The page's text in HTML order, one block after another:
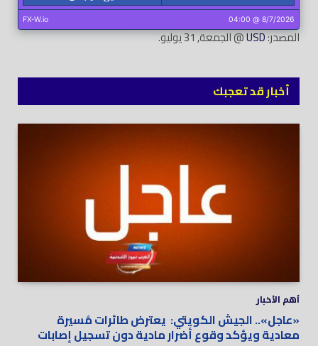
المصدر:USD@ الجمعة, 31 يوليو.
أخبار قد تعجبك
أهم الأخبار
«عاجل».. الجيش الكويتي: يعترض طائرات مُسيرة
معادية ويؤكد وقوع أضرار مادية دون تسجيل إصابات